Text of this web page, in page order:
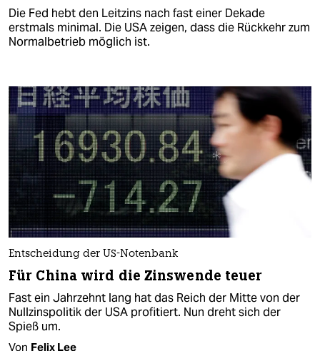
Die Fed hebt den Leitzins nach fast einer Dekade
erstmals minimal. Die USA zeigen, dass die Rückkehr zum
Normalbetrieb möglich ist.
Entscheidung der US-Notenbank
Für China wird die Zinswende teuer
Fast ein Jahrzehnt lang hat das Reich der Mitte von der
Nullzinspolitik der USA profitiert. Nun dreht sich der
Spieß um.
Von Felix Lee